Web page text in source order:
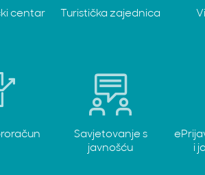
centar Turistička zajednica
Savjetovanje s
javnošću
i